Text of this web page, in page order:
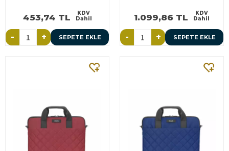
453,74 TL
KDV
Dahil
- + SEPETE EKLE
1.099,86 TL
KDV
Dahil
- + SEPETE EKLE